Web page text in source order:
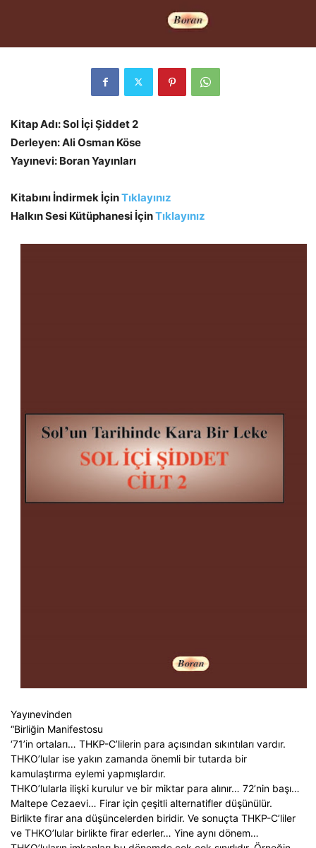
Kitap Adı: Sol İçi Şiddet 2
Derleyen: Ali Osman Köse
Yayınevi: Boran Yayınları
Kitabını İndirmek İçinTıklayınız
Halkın Sesi Kütüphanesi İçinTıklayınız
Yayınevinden
“Birliğin Manifestosu
‘71’in ortaları… THKP-C’lilerin para açısından sıkıntıları vardır.
THKO’lular ise yakın zamanda önemli bir tutarda bir
kamulaştırma eylemi yapmışlardır.
THKO’lularla ilişki kurulur ve bir miktar para alınır… 72’nin başı…
Maltepe Cezaevi… Firar için çeşitli alternatifler düşünülür.
Birlikte firar ana düşüncelerden biridir. Ve sonuçta THKP-C’liler
ve THKO’lular birlikte firar ederler… Yine aynı dönem…